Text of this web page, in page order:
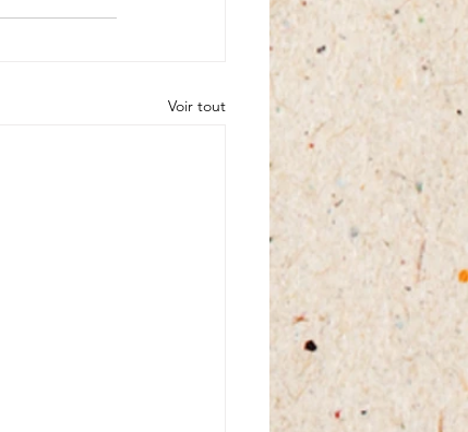
Voir tout